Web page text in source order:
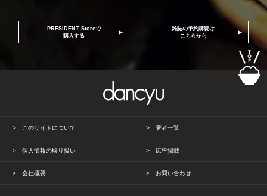
PRESIDENT Storeで
購入する
雑誌の予約購読は
こちらから
このサイトについて 著者一覧
個人情報の取り扱い 広告掲載
会社概要 お問い合わせ